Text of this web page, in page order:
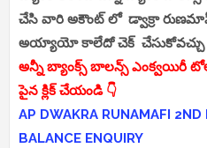
చేసి వారి అకౌంట్ లో డ్వాక్రా
అయ్యాయో కాలేదో చెక్ చేసుకోవచ్చు
అన్నీ బ్యాంక్స్ బాలన్స్ ఎంక్వయిరీ
పైన క్లిక్ చేయండి 👇
AP DWAKRA RUNAMAFI
BALANCE ENQUIRY